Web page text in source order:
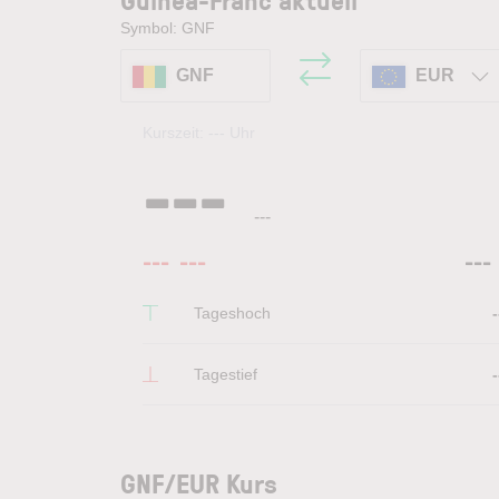
Symbol: GNF
GNF EUR
--- ---
--- --- ---
Tageshoch
Tagestief
GNF/EUR Kurs